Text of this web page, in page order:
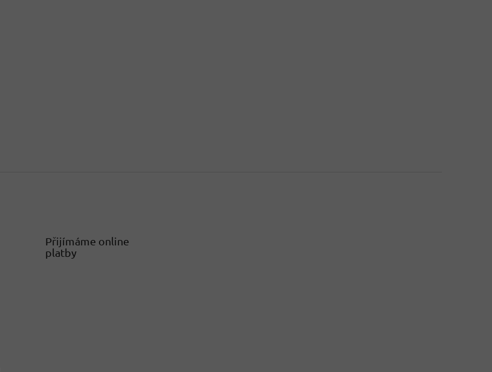
Přijímáme online
platby